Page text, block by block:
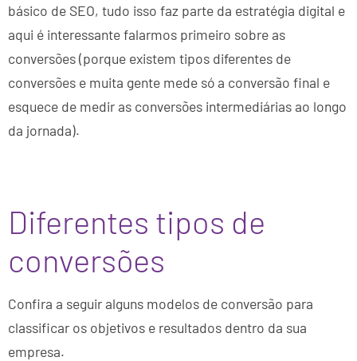
básico de SEO, tudo isso faz parte da estratégia digital e
aqui é interessante falarmos primeiro sobre as
conversões (porque existem tipos diferentes de
conversões e muita gente mede só a conversão final e
esquece de medir as conversões intermediárias ao longo
da jornada).
Diferentes tipos de
conversões
Confira a seguir alguns modelos de conversão para
classificar os objetivos e resultados dentro da sua
empresa.